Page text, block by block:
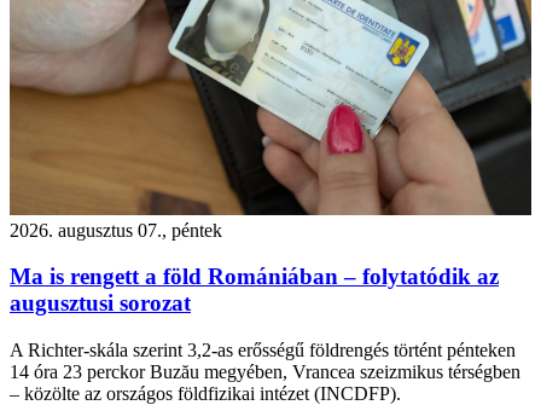
2026. augusztus 07., péntek
Ma is rengett a föld Romániában – folytatódik az
augusztusi sorozat
A Richter-skála szerint 3,2-as erősségű földrengés történt pénteken
14 óra 23 perckor Buzău megyében, Vrancea szeizmikus térségben
– közölte az országos földfizikai intézet (INCDFP).